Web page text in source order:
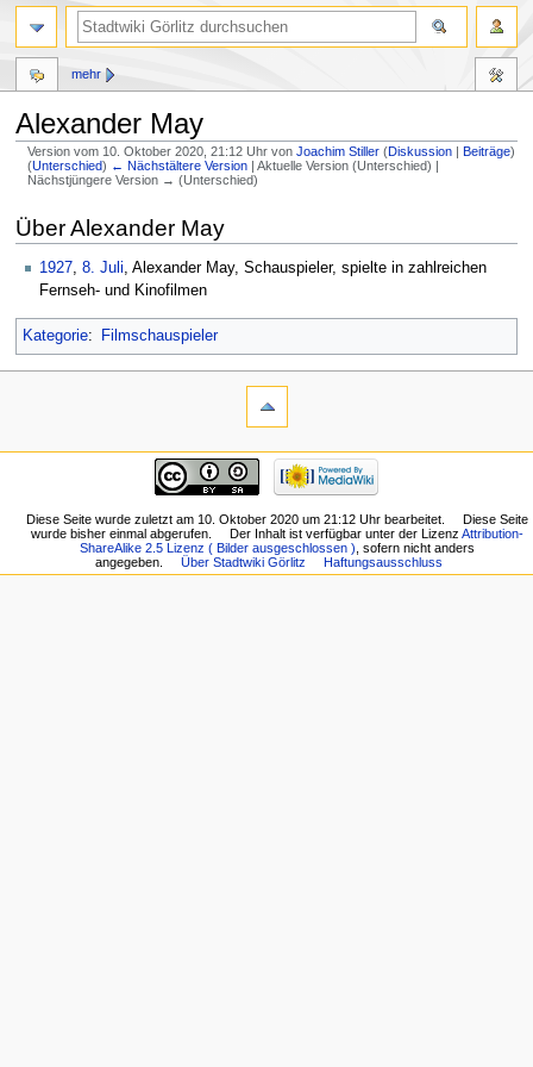
Alexander May
Version vom 10. Oktober 2020, 21:12 Uhr vonJoachim Stiller (Diskussion Beiträge)
(Unterschied) ← Nächstältere Version | Aktuelle Version (Unterschied) |
Nächstjüngere Version → (Unterschied)
Zur
Navigation
springen
Zur
Suche
springen
Über Alexander May
1927, 8. Juli, Alexander May, Schauspieler, spielte in zahlreichen
Fernseh- und Kinofilmen
Kategorie: Filmschauspieler
mehr
Diese Seite wurde zuletzt am 10. Oktober 2020 um 21:12 Uhr bearbeitet.
Diese Seite
wurde bisher einmal abgerufen.
Der Inhalt ist verfügbar unter der LizenzAttribution-
ShareAlike 2.5 Lizenz ( Bilder ausgeschlossen ) , sofern nicht anders
angegeben.
Über Stadtwiki Görlitz Haftungsausschluss